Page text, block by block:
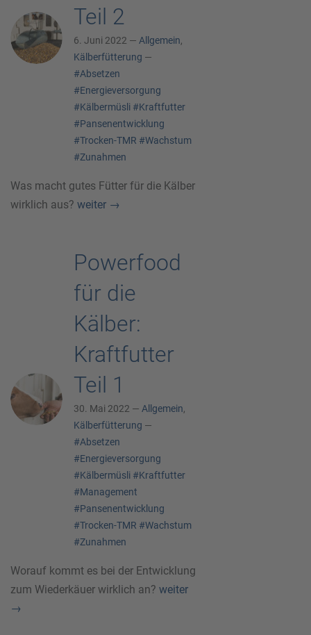
Teil 2
6. Juni 2022 — Allgemein,
Kälberfütterung —
#Absetzen
#Energieversorgung
#Kälbermüsli #Kraftfutter
#Pansenentwicklung
#Trocken-TMR #Wachstum
#Zunahmen
Was macht gutes Fütter für die Kälber
wirklich aus? weiter →
Powerfood
für die
Kälber:
Kraftfutter
Teil 1
30. Mai 2022 — Allgemein,
Kälberfütterung —
#Absetzen
#Energieversorgung
#Kälbermüsli #Kraftfutter
#Management
#Pansenentwicklung
#Trocken-TMR #Wachstum
#Zunahmen
Worauf kommt es bei der Entwicklung
zum Wiederkäuer wirklich an? weiter
→